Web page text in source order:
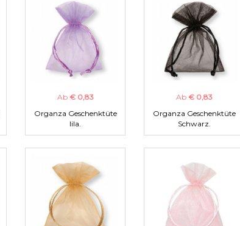
Ab € 0,83
Organza Geschenktüte
lila.
Ab € 0,83
Organza Geschenktüte
Schwarz.